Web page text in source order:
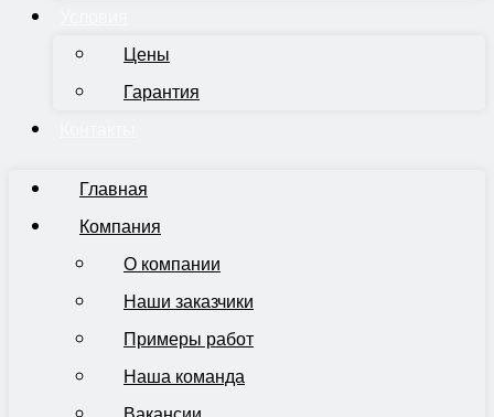
Цены
Гарантия
Главная
Компания
О компании
Наши заказчики
Примеры работ
Наша команда